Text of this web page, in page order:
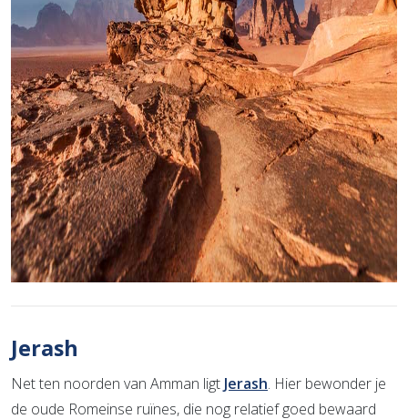
Jerash
Net ten noorden van Amman ligt Jerash. Hier bewonder je
de oude Romeinse ruïnes, die nog relatief goed bewaard